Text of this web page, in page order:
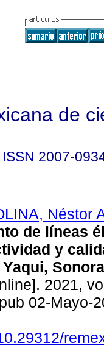
de
ISSN 2007-
Néstor
de líneas
y
2021,
02-Mayo-